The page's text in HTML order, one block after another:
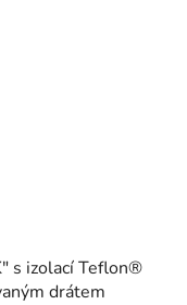
s izolací Teflon®
drátem